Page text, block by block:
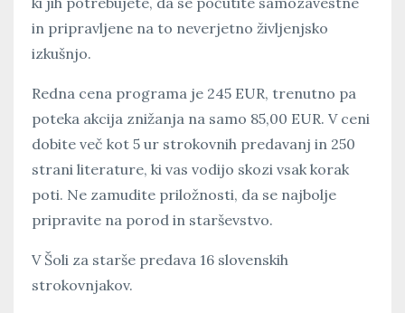
in pripravljene na to neverjetno življenjsko
izkušnjo.
Redna cena programa je 245 EUR, trenutno pa
poteka akcija znižanja na samo 85,00 EUR. V ceni
dobite več kot 5 ur strokovnih predavanj in 250
strani literature, ki vas vodijo skozi vsak korak
poti. Ne zamudite priložnosti, da se najbolje
pripravite na porod in starševstvo.
V Šoli za starše predava 16 slovenskih
strokovnjakov.